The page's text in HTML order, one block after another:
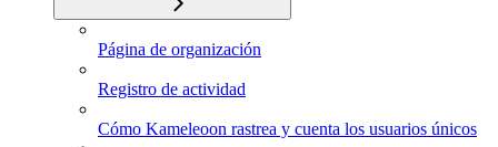
Página de organización
Registro de actividad
Cómo Kameleoon rastrea y cuenta los usuarios únicos